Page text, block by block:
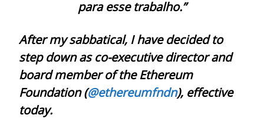
para esse trabalho.”
After my sabbatical, I have decided to
step down as co-executive director and
board member of the Ethereum
Foundation (@ethereumfndn), effective
today.